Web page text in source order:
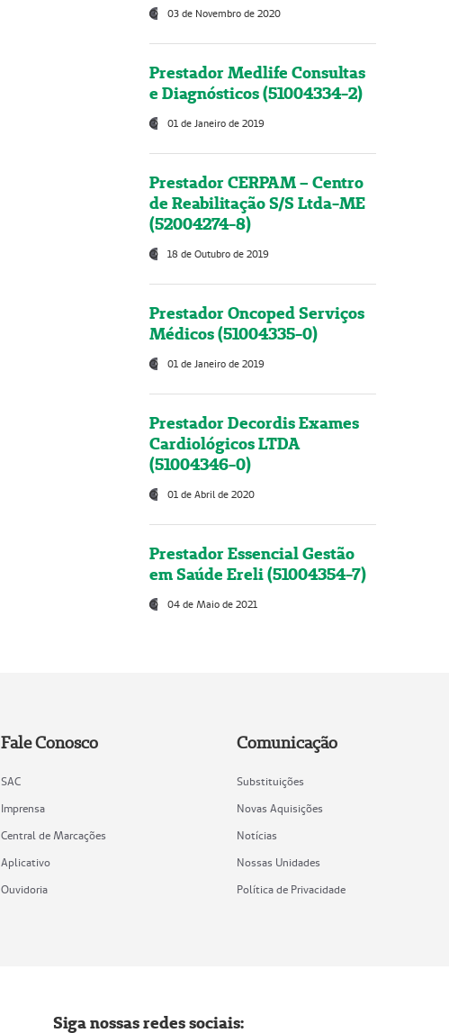
03 de Novembro de 2020
Prestador Medlife Consultas
e Diagnósticos (51004334-2)
01 de Janeiro de 2019
Prestador CERPAM – Centro
de Reabilitação S/S Ltda-ME
(52004274-8)
18 de Outubro de 2019
Prestador Oncoped Serviços
Médicos (51004335-0)
01 de Janeiro de 2019
Prestador Decordis Exames
Cardiológicos LTDA
(51004346-0)
01 de Abril de 2020
Prestador Essencial Gestão
em Saúde Ereli (51004354-7)
04 de Maio de 2021
Fale Conosco
SAC
Imprensa
Central de Marcações
Aplicativo
Ouvidoria
Comunicação
Substituições
Novas Aquisições
Notícias
Nossas Unidades
Política de Privacidade
Siga nossas redes sociais: